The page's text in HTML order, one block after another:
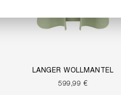
LANGER WOLLMANTEL
599,99 €